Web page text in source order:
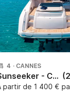
4 · CANNES
Sunseeker - Comanche 40
partir de 1 400 €